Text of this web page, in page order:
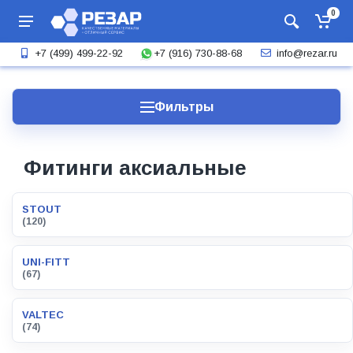
0
+7 (499) 499-22-92 +7 (916) 730-88-68 info@rezar.ru
Фильтры
Фитинги аксиальные
STOUT
(120)
UNI-FITT
(67)
VALTEC
(74)